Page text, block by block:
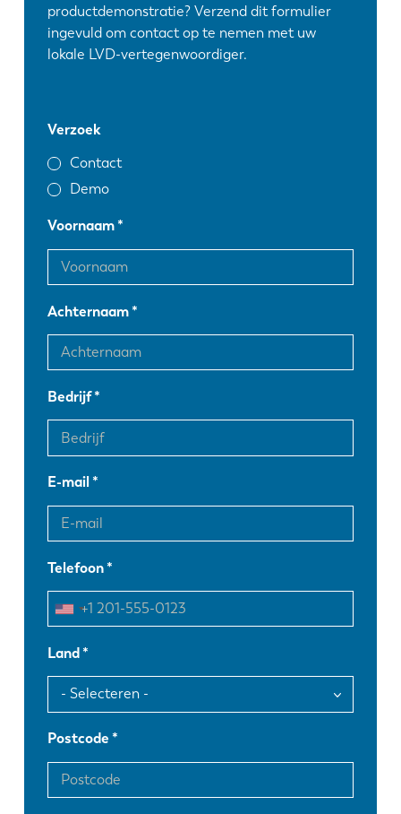
productdemonstratie? Verzend dit formulier
ingevuld om contact op te nemen met uw
lokale LVD-vertegenwoordiger.
Verzoek
Contact
Demo
Voornaam
Achternaam
Bedrijf
E-mail
Telefoon
Land
Postcode